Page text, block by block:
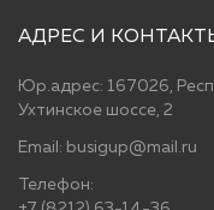
АДРЕС И
Юр.адрес: 167026,
Ухтинское шоссе, 2
Email: busigup@mail.ru
Телефон: